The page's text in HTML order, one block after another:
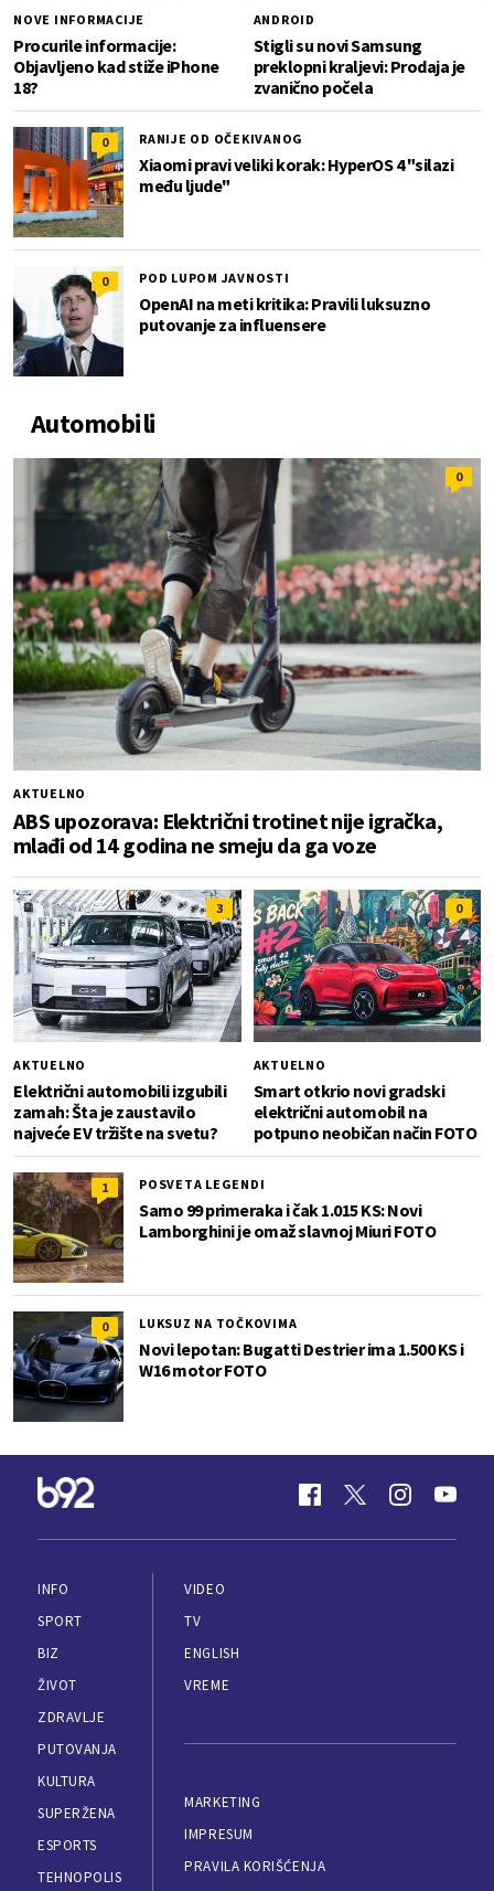
NOVE INFORMACIJE
Procurile informacije:
Objavljeno kad stiže iPhone
18?
ANDROID
Stigli su novi Samsung
preklopni kraljevi: Prodaja je
zvanično počela
0 RANIJE OD OČEKIVANOG
Xiaomi pravi veliki korak: HyperOS 4 "silazi
među ljude"
0 POD LUPOM JAVNOSTI
OpenAI na meti kritika: Pravili luksuzno
putovanje za influensere
Automobili
0
AKTUELNO
ABS upozorava: Električni trotinet nije igračka,
mlađi od 14 godina ne smeju da ga voze
3
AKTUELNO
Električni automobili izgubili
zamah: Šta je zaustavilo
najveće EV tržište na svetu?
0
AKTUELNO
Smart otkrio novi gradski
električni automobil na
potpuno neobičan način FOTO
1 POSVETA LEGENDI
Samo 99 primeraka i čak 1.015 KS: Novi
Lamborghini je omaž slavnoj Miuri FOTO
0 LUKSUZ NA TOČKOVIMA
Novi lepotan: Bugatti Destrier ima 1.500 KS i
W16 motor FOTO
INFO
SPORT
BIZ
ŽIVOT
ZDRAVLJE
PUTOVANJA
KULTURA
SUPERŽENA
ESPORTS
TEHNOPOLIS
VIDEO
TV
ENGLISH
VREME
MARKETING
IMPRESUM
PRAVILA KORIŠĆENJA